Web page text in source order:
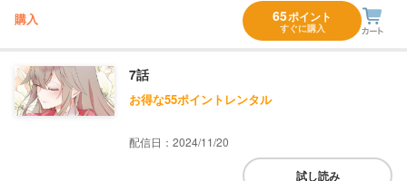
購入 65ポイント
すぐに購入
7話
お得な55ポイントレンタル
配信日：2024/11/20
試し読み